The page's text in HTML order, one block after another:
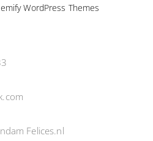
WordPress Themes
Felices.nl